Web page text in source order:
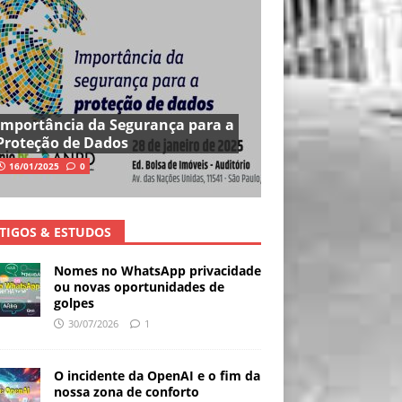
da Segurança para a
de Dados
16/01/2025 0
& ESTUDOS
Nomes no WhatsApp privacidade
ou novas oportunidades de
golpes
30/07/2026 1
O incidente da OpenAI e o fim da
nossa zona de conforto